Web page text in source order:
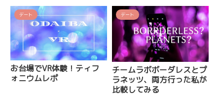
デート
お台場でVR体験！ティフ
ォニウムレポ
デート
チームラボボーダレスとプ
ラネッツ、両方行った私が
比較してみる